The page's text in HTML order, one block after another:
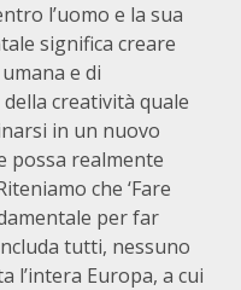
l’uomo e la sua
significa creare
e di
creatività quale
in un nuovo
possa realmente
che ‘Fare
per far
tutti, nessuno
l’intera Europa, a cui